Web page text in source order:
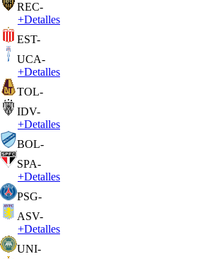
REC-
+Detalles
EST-
UCA-
+Detalles
TOL-
IDV-
+Detalles
BOL-
SPA-
+Detalles
PSG-
ASV-
+Detalles
UNI-